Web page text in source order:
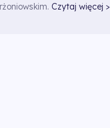
Czytaj więcej >